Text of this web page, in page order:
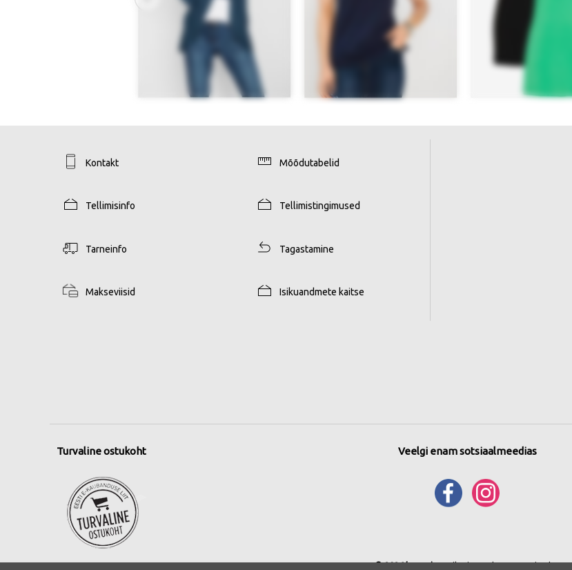
Kontakt Mõõdutabelid
Tellimisinfo Tellimistingimused
Tarneinfo Tagastamine
Makseviisid Isikuandmete kaitse
Turvaline ostukoht Veelgi enam sotsiaalmeedias
© 2026 bonprix. Kõik õigused reserveeritud.